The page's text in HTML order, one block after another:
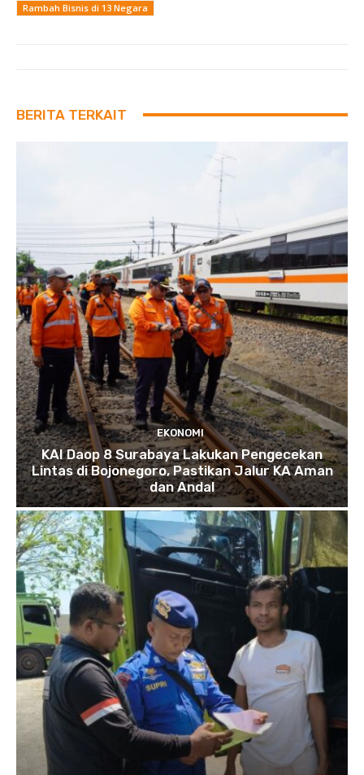
Rambah Bisnis di 13 Negara
BERITA TERKAIT
EKONOMI
KAI Daop 8 Surabaya Lakukan Pengecekan
Lintas di Bojonegoro, Pastikan Jalur KA Aman
dan Andal